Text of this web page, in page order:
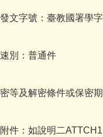
發文字號：臺教國署學
速別：普通件
密等及解密條件或保密期
附件：如說明二